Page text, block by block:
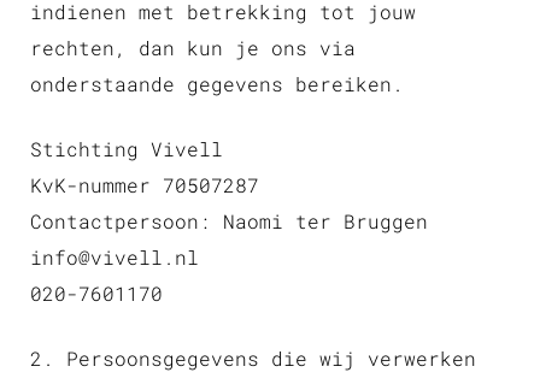
indienen met betrekking tot jouw
rechten, dan kun je ons via
onderstaande gegevens bereiken.
Stichting Vivell
KvK-nummer 70507287
Contactpersoon: Naomi ter Bruggen
info@vivell.nl
020-7601170
2. Persoonsgegevens die wij verwerken